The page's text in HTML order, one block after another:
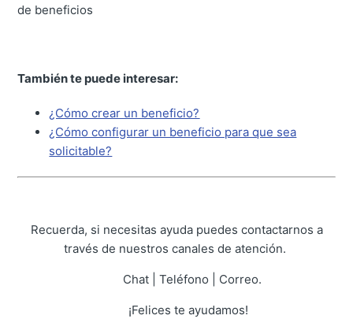
de beneficios
También te puede interesar:
¿Cómo crear un beneficio?
¿Cómo configurar un beneficio para que sea
solicitable?
Recuerda, si necesitas ayuda puedes contactarnos a
través de nuestros canales de atención.
Chat | Teléfono | Correo.
¡Felices te ayudamos!